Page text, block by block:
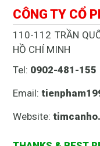
CÔNG TY CỔ
110-112 TRẦN
HỒ CHÍ MINH
Tel: 0902-481-155
Email:
Website: